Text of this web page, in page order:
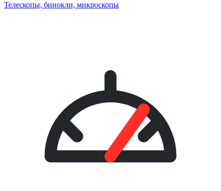
Телескопы, бинокли, микроскопы